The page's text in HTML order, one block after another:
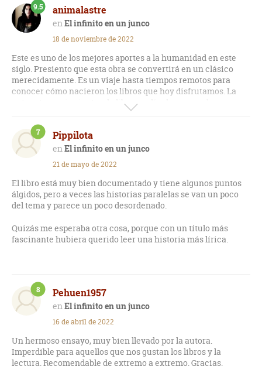
animalastre
El infinito en un junco
9.5
18 de noviembre de 2022
Este es uno de los mejores aportes a la humanidad en este
siglo. Presiento que esta obra se convertirá en un clásico
merecidamente. Es un viaje hasta tiempos remotos para
conocer cómo nacieron los libros que hoy disfrutamos. La
autora te arroja cientos de libros, películas, pensadores,
anécdotas de la historia, reyes, tiranos, poetisas, rebeldes, y
un sinfín de personajes que tejen esta gran historia. Además,
Vallejo rescata el papel de las mujeres y sus aportes a la
humanidad, un aporte siempre silenciado y oprimido.
Maravillosa obra que entra en mi TOP 5. El único detalle
negativo es que puede ser una obra muy académica o espesa
para un público no especializado.
Pippilota
El infinito en un junco
7
21 de mayo de 2022
El libro está muy bien documentado y tiene algunos puntos
álgidos, pero a veces las historias paralelas se van un poco
del tema y parece un poco desordenado.
Quizás me esperaba otra cosa, porque con un título más
fascinante hubiera querido leer una historia más lírica.
Pehuen1957
El infinito en un junco
8
16 de abril de 2022
Un hermoso ensayo, muy bien llevado por la autora.
Imperdible para aquellos que nos gustan los libros y la
lectura. Recomendable de extremo a extremo. Gracias.